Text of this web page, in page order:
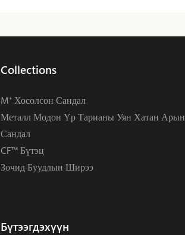
Collections
M⁺ Хосолсон Сандал
Металл Модон Үр Тарианы Уян Хатан Арын
Сандал
CF™ Бүтэц
Зочид Буудлын Ширээ
Бүтээгдэхүүн